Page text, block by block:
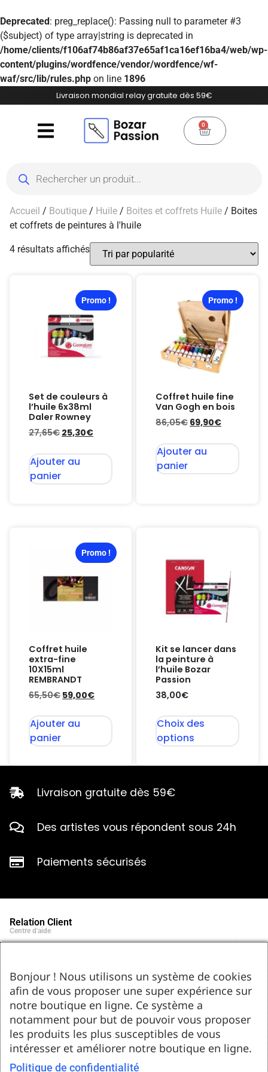
Deprecated: preg_replace(): Passing null to parameter #3
($subject) of type array|string is deprecated in
/home/clients/f106af74b86af37e65af1ca16ef16ba4/web/wp-
content/plugins/wordfence/vendor/wordfence/wf-
waf/src/lib/rules.php on line 1896
Livraison mondial relay gratuite dès 59€
0
Accueil / Boutique / Huile / Boites et coffrets Huile / Boites
et coffrets de peintures à l'huile
4 résultats affichés
Promo !
Set de couleurs à
l’huile 6x38ml
Daler Rowney
27,65€ 25,30€
Ajouter au
panier
Promo !
Coffret huile fine
Van Gogh en bois
86,05€ 69,90€
Ajouter au
panier
Promo !
Coffret huile
extra-fine
10X15ml
REMBRANDT
65,50€ 59,00€
Ajouter au
panier
Kit se lancer dans
la peinture à
l’huile Bozar
Passion
38,00€
Choix des
options
Livraison gratuite dès 59€
Des artistes vous répondent sous 24h
Paiements sécurisés
Relation Client
Centre d'aide
Contact
Tel : 05.55.75.03.00
Email : contact@bozar-passion.com
Bozar Passion SARL
1 allée Louis Breguet
87220 Feytiat
Ressources d'artistes
Le blog
Club Bozar Passion
Méthodes de paiement acceptées
Bonjour ! Nous utilisons un système de cookies
afin de vous proposer une super expérience sur
notre boutique en ligne. Ce système a
notamment pour but de pouvoir vous proposer
les produits les plus susceptibles de vous
intéresser et améliorer notre boutique en ligne.
Politique de confidentialité